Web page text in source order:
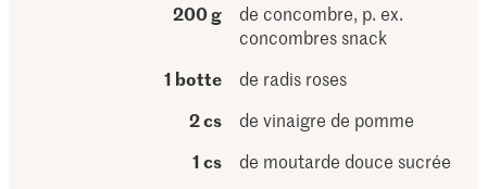
200 g
de concombre, p. ex.
concombres snack
1 botte
de radis roses
2 cs
de vinaigre de pomme
1 cs
de moutarde douce sucrée